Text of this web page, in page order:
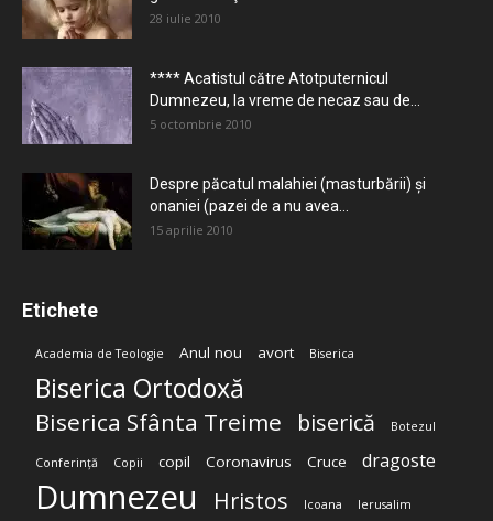
28 iulie 2010
**** Acatistul către Atotputernicul
Dumnezeu, la vreme de necaz sau de...
5 octombrie 2010
Despre păcatul malahiei (masturbării) şi
onaniei (pazei de a nu avea...
15 aprilie 2010
Etichete
Academia de Teologie Anul nou avort Biserica
Biserica Ortodoxă
Biserica Sfânta Treime biserică Botezul
Conferință Copii copil Coronavirus Cruce dragoste
Dumnezeu Hristos Icoana Ierusalim